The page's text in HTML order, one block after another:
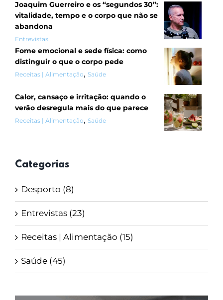
Joaquim Guerreiro e os “segundos 30”:
vitalidade, tempo e o corpo que não se
abandona
Entrevistas
Fome emocional e sede física: como
distinguir o que o corpo pede
Receitas | Alimentação, Saúde
Calor, cansaço e irritação: quando o
verão desregula mais do que parece
Receitas | Alimentação, Saúde
Categorias
Desporto (8)
Entrevistas (23)
Receitas | Alimentação (15)
Saúde (45)